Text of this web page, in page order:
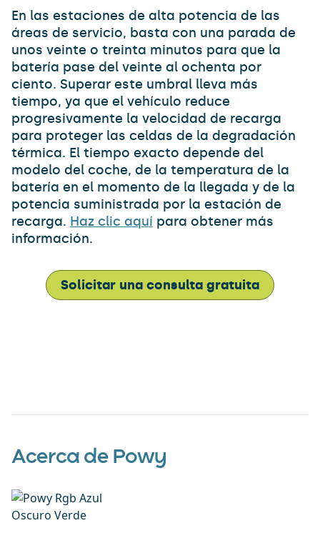
En las estaciones de alta potencia de las
áreas de servicio, basta con una parada de
unos veinte o treinta minutos para que la
batería pase del veinte al ochenta por
ciento. Superar este umbral lleva más
tiempo, ya que el vehículo reduce
progresivamente la velocidad de recarga
para proteger las celdas de la degradación
térmica. El tiempo exacto depende del
modelo del coche, de la temperatura de la
batería en el momento de la llegada y de la
potencia suministrada por la estación de
recarga. Haz clic aquí para obtener más
información.
Solicitar una consulta gratuita
Acerca de Powy